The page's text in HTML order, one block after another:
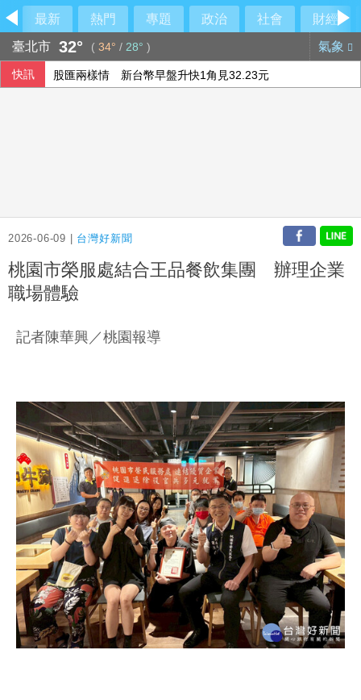
最新 熱門 專題 政治 社會
財經
臺北市 32° ( 34° / 28° ) 氣象
快訊 股匯兩樣情 新台幣早盤升快1角見32.23元
2026-06-09 | 台灣好新聞
桃園市榮服處結合王品餐飲集團 辦理企業
職場體驗
記者陳華興／桃園報導